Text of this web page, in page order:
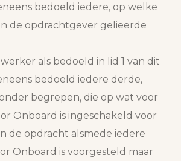
bedoeld iedere, op welke
de opdrachtgever gelieerde
als bedoeld in lid 1 van dit
bedoeld iedere derde,
begrepen, die op wat voor
Onboard is ingeschakeld voor
de opdracht alsmede iedere
Onboard is voorgesteld maar